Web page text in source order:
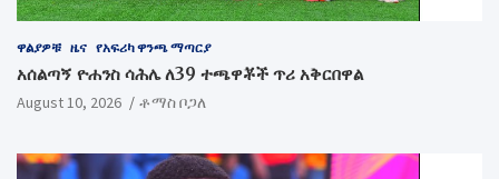
ዋልያዎቹ ዜና የአፍሪካ ዋንጫ ማጣርያ
አሰልጣኝ ዮሐንስ ሳሕሌ ለ39 ተጫዋቾች ጥሪ አቅርበዋል
August 10, 2026 ቶማስ ቦጋለ